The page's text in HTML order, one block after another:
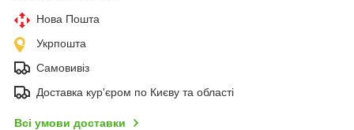
Нова Пошта
Укрпошта
Самовивіз
Доставка кур'єром по Києву та області
Всі умови доставки